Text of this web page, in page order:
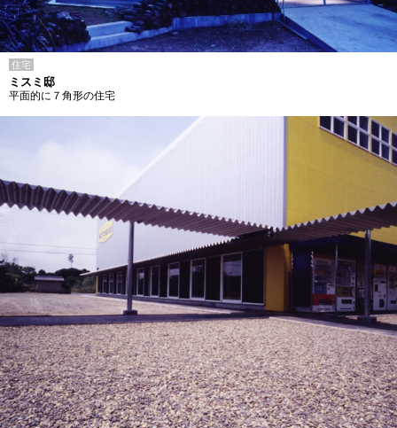
住宅
ミスミ邸
平面的に７角形の住宅